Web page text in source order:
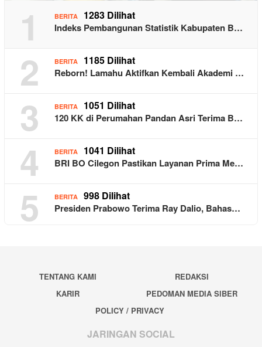
1 BERITA 1283 Dilihat
Indeks Pembangunan Statistik Kabupaten B…
2 BERITA 1185 Dilihat
Reborn! Lamahu Aktifkan Kembali Akademi …
3 BERITA 1051 Dilihat
120 KK di Perumahan Pandan Asri Terima B…
4 BERITA 1041 Dilihat
BRI BO Cilegon Pastikan Layanan Prima Me…
5 BERITA 998 Dilihat
Presiden Prabowo Terima Ray Dalio, Bahas…
TENTANG KAMI
REDAKSI
KARIR
PEDOMAN MEDIA SIBER
POLICY / PRIVACY
JARINGAN SOCIAL